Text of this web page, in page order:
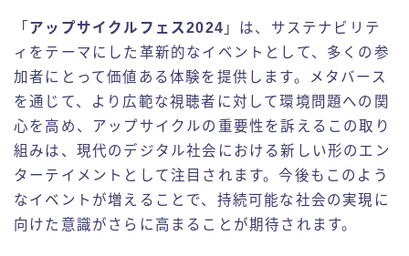
「 アップサイクルフェス2024 」は、サステナビリテ
ィをテーマにした革新的なイベントとして、多くの参
加者にとって価値ある体験を提供します。メタバース
を通じて、より広範な視聴者に対して環境問題への関
心を高め、アップサイクルの重要性を訴えるこの取り
組みは、現代のデジタル社会における新しい形のエン
ターテイメントとして注目されます。今後もこのよう
なイベントが増えることで、持続可能な社会の実現に
向けた意識がさらに高まることが期待されます。